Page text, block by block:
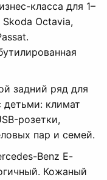
класса для 1–
Octavia,
задний ряд для
детьми: климат
розетки,
пар и семей.
Benz E-
Кожаный